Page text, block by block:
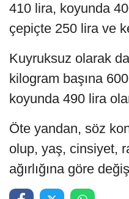
410 lira, koyunda
çepiçte 250 lira ve
Kuyruksuz olarak
kilogram başına
koyunda 490 lira
Öte yandan, söz
olup, yaş, cinsiyet,
ağırlığına göre